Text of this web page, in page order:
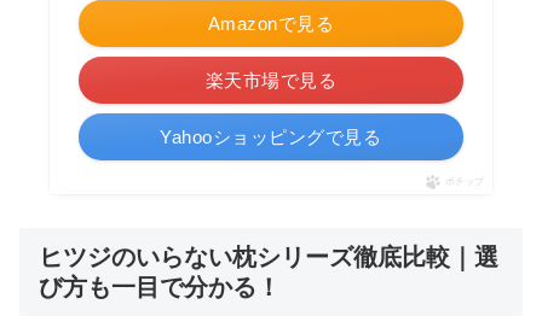
Amazonで見る
楽天市場で見る
Yahooショッピングで見る
ポチップ
ヒツジのいらない枕シリーズ徹底比較｜選
び方も一目で分かる！